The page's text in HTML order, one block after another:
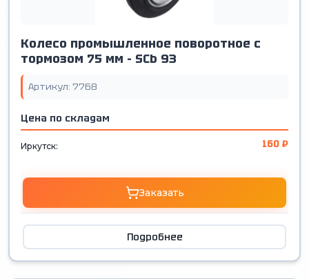
Колесо промышленное поворотное с
тормозом 75 мм - SCb 93
Артикул: 7768
Цена по складам
Иркутск: 160 ₽
Заказать
Подробнее